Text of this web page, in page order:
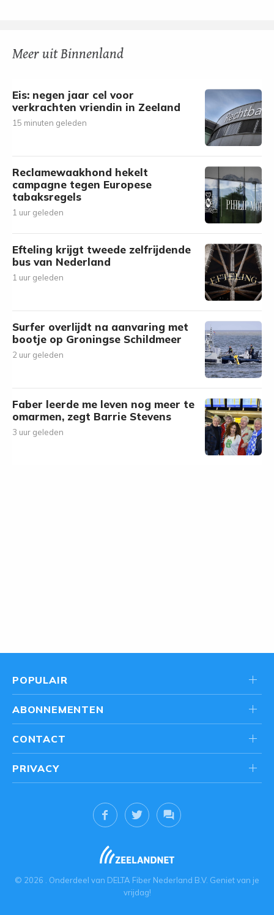
Meer uit Binnenland
Eis: negen jaar cel voor
verkrachten vriendin in Zeeland
15 minuten geleden
Reclamewaakhond hekelt
campagne tegen Europese
tabaksregels
1 uur geleden
Efteling krijgt tweede zelfrijdende
bus van Nederland
1 uur geleden
Surfer overlijdt na aanvaring met
bootje op Groningse Schildmeer
2 uur geleden
Faber leerde me leven nog meer te
omarmen, zegt Barrie Stevens
3 uur geleden
POPULAIR
ABONNEMENTEN
CONTACT
© 2026 . Onderdeel van DELTA Fiber Nederland B.V. Geniet van je
vrijdag!
PRIVACY